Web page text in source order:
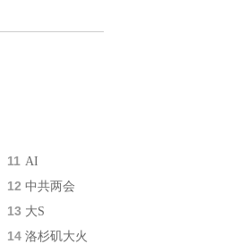
11 AI
12 中共两会
13 大S
14 洛杉矶大火